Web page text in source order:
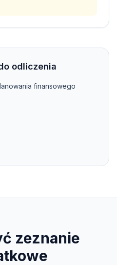
odliczenia
finansowego
zeznanie